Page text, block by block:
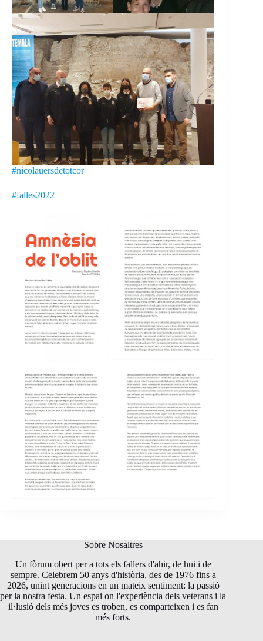
#nicolauersdetotcor
#falles2022
Sobre Nosaltres
Un fòrum obert per a tots els fallers d'ahir, de hui i de
sempre. Celebrem 50 anys d'història, des de 1976 fins a
2026, unint generacions en un mateix sentiment: la passió
per la nostra festa. Un espai on l'experiència dels veterans i la
il·lusió dels més joves es troben, es comparteixen i es fan
més forts.